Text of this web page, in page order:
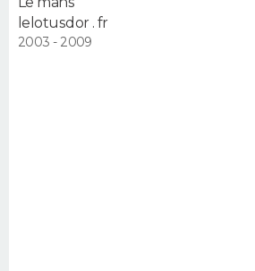
lelotusdor . fr
2003 - 2009